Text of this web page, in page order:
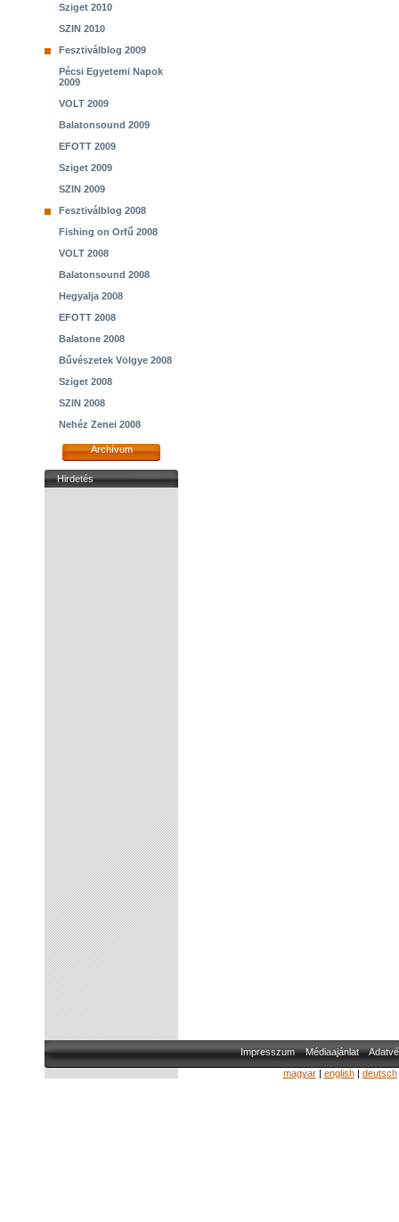
Sziget 2010
SZIN 2010
Fesztiválblog 2009
Pécsi Egyetemi Napok
2009
VOLT 2009
Balatonsound 2009
EFOTT 2009
Sziget 2009
SZIN 2009
Fesztiválblog 2008
Fishing on Orfű 2008
VOLT 2008
Balatonsound 2008
Hegyalja 2008
EFOTT 2008
Balatone 2008
Bűvészetek Völgye 2008
Sziget 2008
SZIN 2008
Nehéz Zenei 2008
Archívum
Hirdetés
Impresszum Médiaajánlat
magyar| english| deutsch